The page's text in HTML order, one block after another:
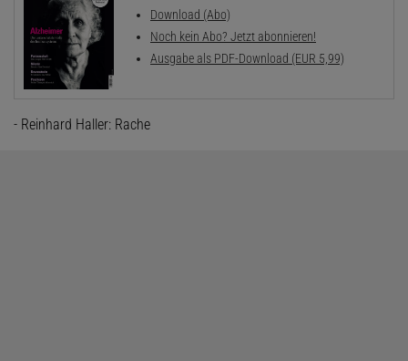
Download (Abo)
Noch kein Abo? Jetzt abonnieren!
Ausgabe als PDF-Download (EUR 5,99)
- Reinhard Haller: Rache